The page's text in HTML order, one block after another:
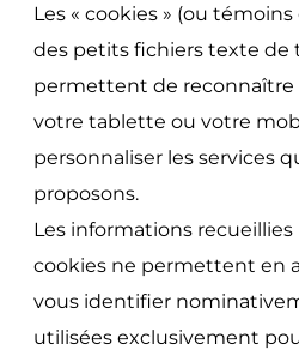
Les « cookies » (ou
des petits fichiers texte de
permettent de reconnaître
votre tablette ou votre
personnaliser les services
proposons.
Les informations recueillies
cookies ne permettent en
vous identifier
utilisées exclusivement